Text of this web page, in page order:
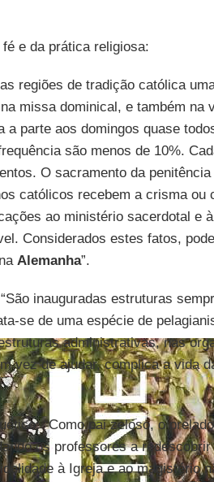
e da prática religiosa:
regiões de tradição católica
missa dominical, e também na
a parte aos domingos quase
são menos de 10%.
O sacramento da
católicos recebem a crisma ou
ao ministério sacerdotal e
Considerados estes fatos,
Alemanha”.
inauguradas estruturas
se de uma espécie de
administrativas, nas
vez de ajudar, complica a vida
“Como pai zeloso, o
os professores a
à Igreja e ao magistério